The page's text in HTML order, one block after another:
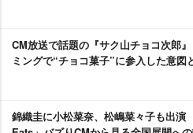
CM放送で話題の『サク山チョコ次郎
ミングで“チョコ菓子”に参入した意図
錦織圭に小松菜奈、松嶋菜々子も出